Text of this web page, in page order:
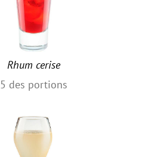
Rhum cerise
5 des portions